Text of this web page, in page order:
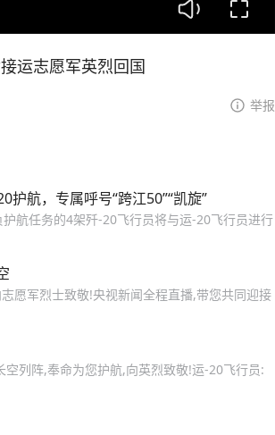
运志愿军英烈回国
举报
航，专属呼号“跨江50”“凯旋”
航任务的4架歼-20飞行员将与运-20飞行员进行
愿军烈士致敬!央视新闻全程直播,带您共同迎接
列阵,奉命为您护航,向英烈致敬!运-20飞行员: